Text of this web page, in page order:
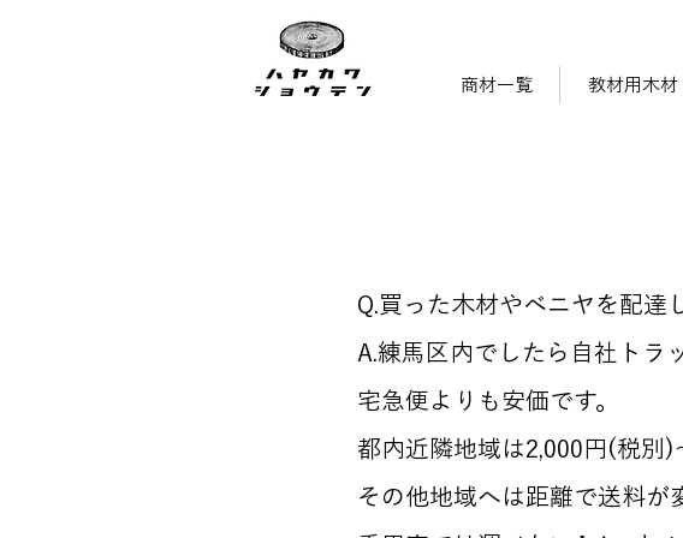
商材一覧 教材用木材
​Q.買った木材やベニヤを配達
A.練馬区内でしたら自社トラ
​宅急便よりも安価です。
都内近隣地域は2,000円(税別)
その他地域へは距離で送料が